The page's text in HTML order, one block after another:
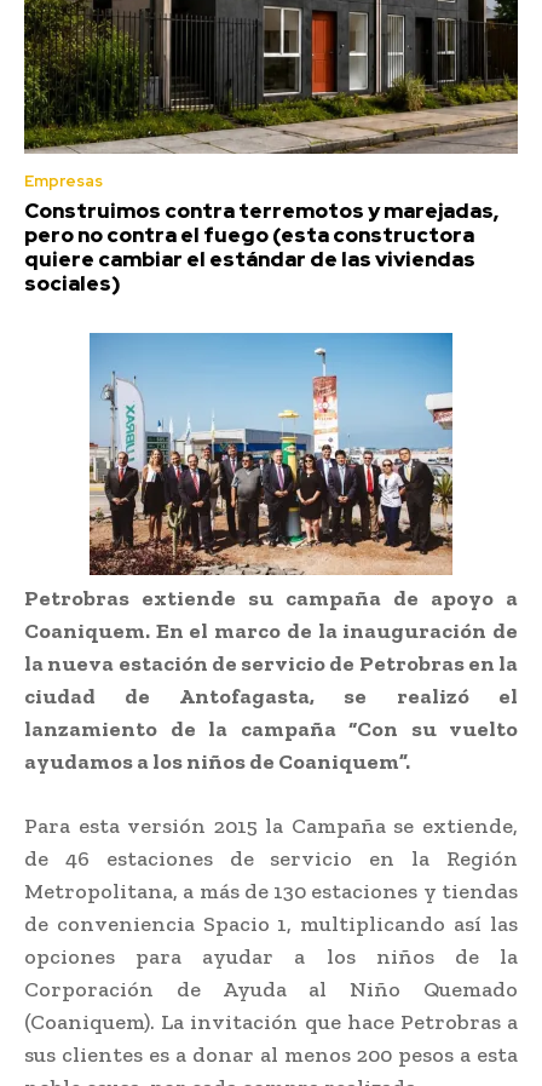
Empresas
Construimos contra terremotos y marejadas,
pero no contra el fuego (esta constructora
quiere cambiar el estándar de las viviendas
sociales)
Petrobras extiende su campaña de apoyo a
Coaniquem. En el marco de la inauguración de
la nueva estación de servicio de Petrobras en la
ciudad de Antofagasta, se realizó el
lanzamiento de la campaña “Con su vuelto
ayudamos a los niños de Coaniquem”.
Para esta versión 2015 la Campaña se extiende,
de 46 estaciones de servicio en la Región
Metropolitana, a más de 130 estaciones y tiendas
de conveniencia Spacio 1, multiplicando así las
opciones para ayudar a los niños de la
Corporación de Ayuda al Niño Quemado
(Coaniquem). La invitación que hace Petrobras a
sus clientes es a donar al menos 200 pesos a esta